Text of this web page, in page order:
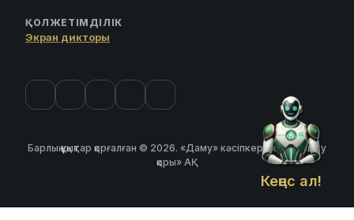
Кеңес ал!
ҚОЛЖЕТІМДІЛІК
Экран дикторы
Барлық құқықтар қорғалған © 2026. «Даму» кәсіпкерлікті дамыту
қоры» АҚ